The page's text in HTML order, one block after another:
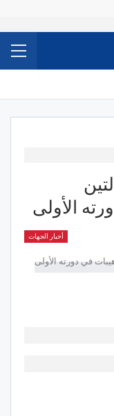
الأولى
أخبار الجهات